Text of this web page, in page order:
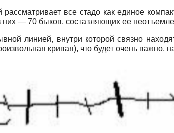
все стадо как единое
них — 70 быков, составляющих ее
линией, внутри которой связно
кривая), что будет очень важно,